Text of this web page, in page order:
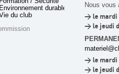
durable
du club
Nous vous
> le mardi
> le jeudi
> le mardi
> le jeudi